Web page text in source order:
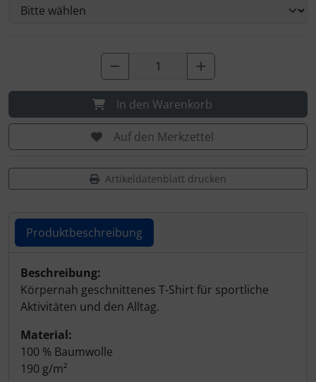
In den Warenkorb
Auf den Merkzettel
Artikeldatenblatt drucken
Produktbeschreibung
Produktbeschreibung
Beschreibung:
Körpernah geschnittenes T-Shirt für sportliche
Aktivitäten und den Alltag.
Material:
100 % Baumwolle
190 g/m²